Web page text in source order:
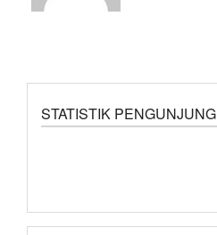
STATISTIK PENGUNJUNG